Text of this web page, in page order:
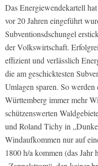
Das Energiewendekartell
vor 20 Jahren eingeführt
Subventionsdschungel
der Volkswirtschaft.
effizient und verlässlich
die am geschicktesten
Umlagen sparen. So
Württemberg immer mehr
schützenswerten
und Roland Tichy in
Windaufkommen nur auf
1800 h/a kommen (das